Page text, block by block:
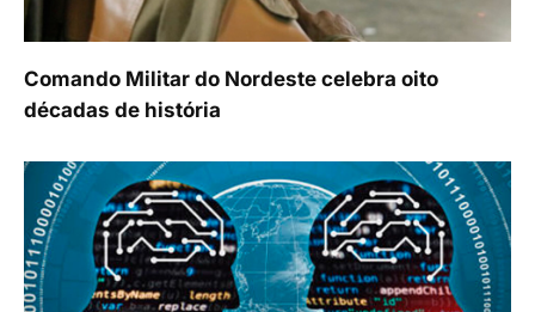
Comando Militar do Nordeste celebra oito
décadas de história